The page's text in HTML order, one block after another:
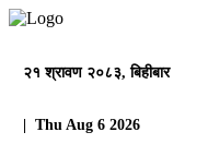
२१ श्रावण २०८३, बिहीबार
| Thu Aug 6 2026